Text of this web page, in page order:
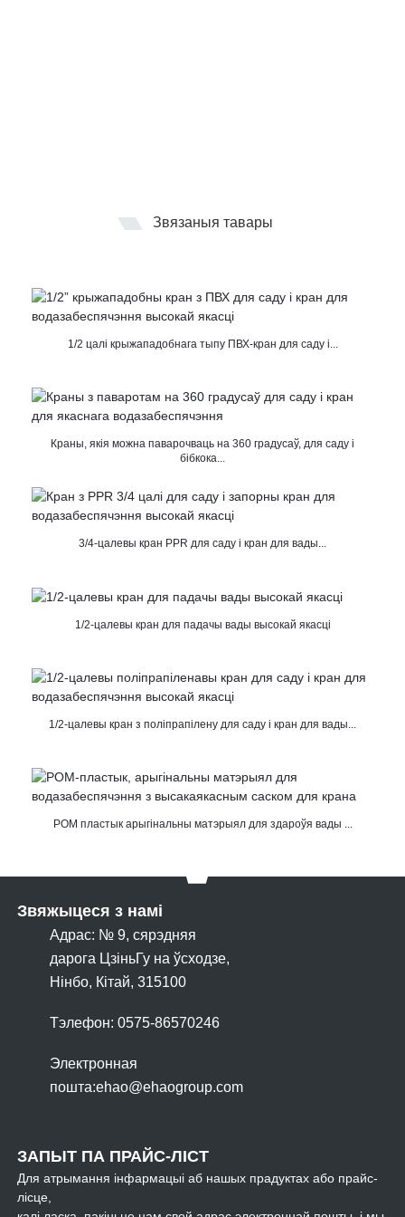
Звязаныя тавары
1/2 цалі крыжападобнага тыпу ПВХ-кран для саду і...
Краны, якія можна паварочваць на 360 градусаў, для саду і
бібкока...
3/4-цалевы кран PPR для саду і кран для вады...
1/2-цалевы кран для падачы вады высокай якасці
1/2-цалевы кран з поліпрапілену для саду і кран для вады...
POM пластык арыгінальны матэрыял для здароўя вады ...
Звяжыцеся з намі
Адрас: № 9, сярэдняя
дарога ЦзіньГу на ўсходзе,
Нінбо, Кітай, 315100
Тэлефон: 0575-86570246
Электронная
пошта:ehao@ehaogroup.com
ЗАПЫТ ПА ПРАЙС-ЛІСТ
Для атрымання інфармацыі аб нашых прадуктах або прайс-
лісце,